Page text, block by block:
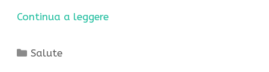
Continua a leggere
Categorie
Salute